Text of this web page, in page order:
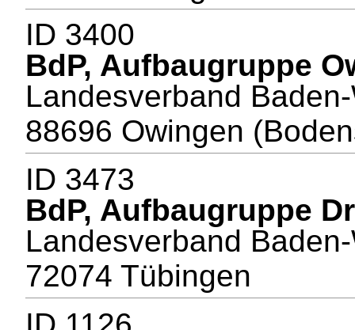
ID 3400
BdP, Aufbaugruppe
Landesverband
88696 Owingen
ID 3473
BdP, Aufbaugruppe
Landesverband
72074 Tübingen